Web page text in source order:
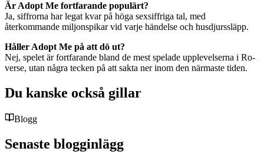
Är Adopt Me fortfarande populärt?
Ja, siffrorna har legat kvar på höga sexsiffriga tal, med
återkommande miljonspikar vid varje händelse och husdjurssläpp.
Håller Adopt Me på att dö ut?
Nej, spelet är fortfarande bland de mest spelade upplevelserna i Ro-
verse, utan några tecken på att sakta ner inom den närmaste tiden.
Du kanske också gillar
Blogg
Senaste blogginlägg